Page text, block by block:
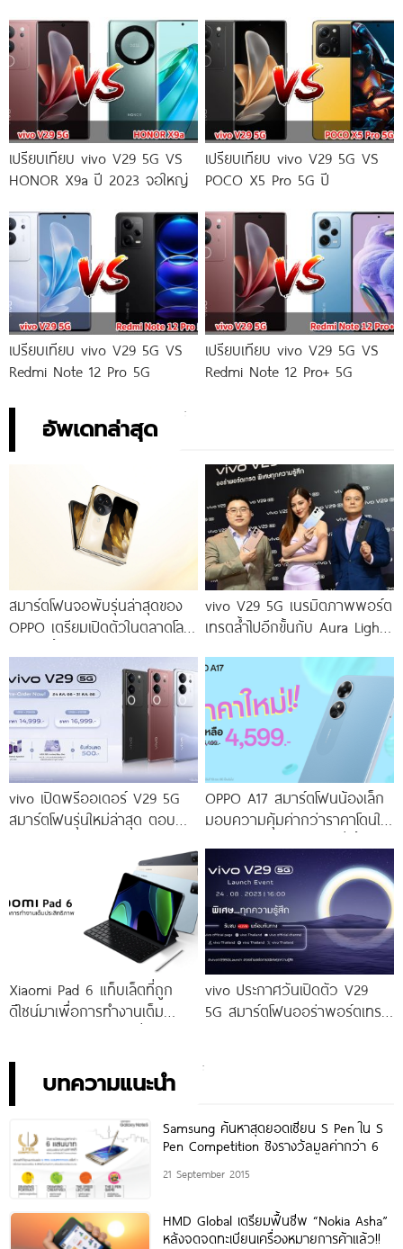
เปรียบเทียบ vivo V29 5G VS
HONOR X9a ปี 2023 จอใหญ่
เปรียบเทียบ vivo V29 5G VS
POCO X5 Pro 5G ปี
เปรียบเทียบ vivo V29 5G VS
Redmi Note 12 Pro 5G
เปรียบเทียบ vivo V29 5G VS
Redmi Note 12 Pro+ 5G
อัพเดทล่าสุด
สมาร์ตโฟนจอพับรุ่นล่าสุดของ
OPPO เตรียมเปิดตัวในตลาดโลก
vivo V29 5G เนรมิตภาพพอร์ต
เทรตล้ำไปอีกขั้นกับ Aura Light
โดดเด่นด้วยสุนทรียศาสตร์แห่ง
vivo เปิดพรีออเดอร์ V29 5G
สมาร์ตโฟนรุ่นใหม่ล่าสุด ตอบ
ราคาเริ่มต้นเพียง 14,999 บาท
จัดเต็มกับโปรโมชันพิเศษก่อนใคร
OPPO A17 สมาร์ตโฟนน้องเล็ก
มอบความคุ้มค่ากว่าราคาโดนใจ
ราคาใหม่เพียง 4,599 บาท
เท่านั้น!
Xiaomi Pad 6 แท็บเล็ตที่ถูก
ดีไซน์มาเพื่อการทำงานเต็ม
vivo ประกาศวันเปิดตัว V29
5G สมาร์ตโฟนออร่าพอร์ตเทร
บทความแนะนำ
Samsung ค้นหาสุดยอดเซียน S Pen ใน S
Pen Competition ชิงรางวัลมูลค่ากว่า 6
21 September 2015
HMD Global เตรียมฟื้นชีพ “Nokia Asha”
หลังจดจดทะเบียนเครื่องหมายการค้าแล้ว!!